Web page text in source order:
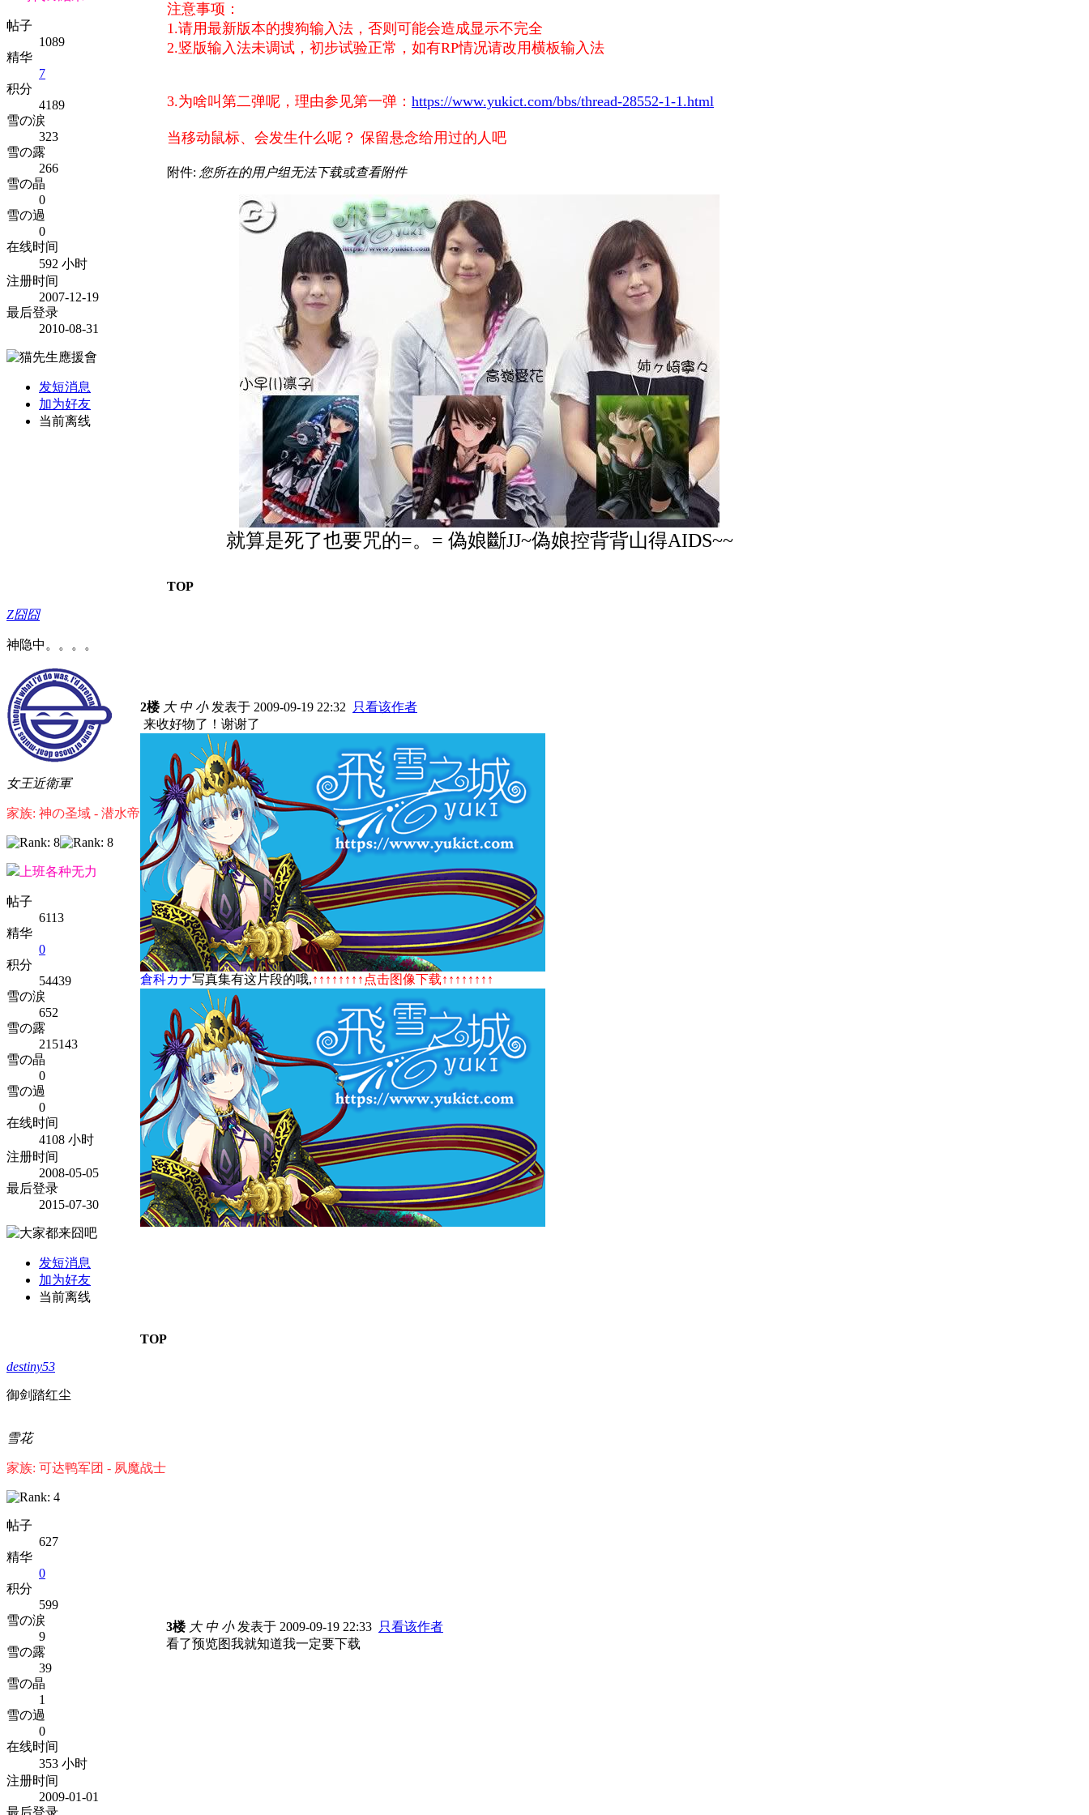
帖子
1089
精华
7
积分
4189
雪の涙
323
雪の露
266
雪の晶
0
雪の過
0
在线时间
592 小时
注册时间
2007-12-19
最后登录
2010-08-31
发短消息
加为好友
当前离线
注意事项：
1.请用最新版本的搜狗输入法，否则可能会造成显示不完全
2.竖版输入法未调试，初步试验正常，如有RP情况请改用横板输入法
3.为啥叫第二弹呢，理由参见第一弹： https://www.yukict.com/bbs/thread-28552-1-1.html
当移动鼠标、会发生什么呢？ 保留悬念给用过的人吧
附件: 您所在的用户组无法下载或查看附件
就算是死了也要咒的=。= 偽娘斷JJ~偽娘控背背山得AIDS~~
TOP
Z囧囧
神隐中。。。。
女王近衛軍
家族: 神の圣域 - 潜水帝
上班各种无力
帖子
6113
精华
0
积分
54439
雪の涙
652
雪の露
215143
雪の晶
0
雪の過
0
在线时间
4108 小时
注册时间
2008-05-05
最后登录
2015-07-30
发短消息
加为好友
当前离线
2楼 大 中 小发表于 2009-09-19 22:32
只看该作者
来收好物了！谢谢了
倉科カナ写真集有这片段的哦,↑↑↑↑↑↑↑↑点击图像下载↑↑↑↑↑↑↑↑
TOP
destiny53
御剑踏红尘
雪花
家族: 可达鸭军团 - 夙魔战士
帖子
627
精华
0
积分
599
雪の涙
9
雪の露
39
雪の晶
1
雪の過
0
在线时间
353 小时
注册时间
2009-01-01
最后登录
3楼 大 中 小发表于 2009-09-19 22:33 只看该作者
看了预览图我就知道我一定要下载